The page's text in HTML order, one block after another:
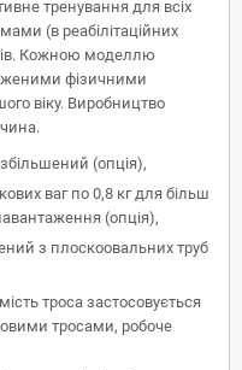
тренування для всіх
(в реабілітаційних
Кожною моделлю
фізичними
віку. Виробництво
(опція),
ваг по 0,8 кг для більш
(опція),
з плоскоовальних труб
троса застосовується
тросами, робоче